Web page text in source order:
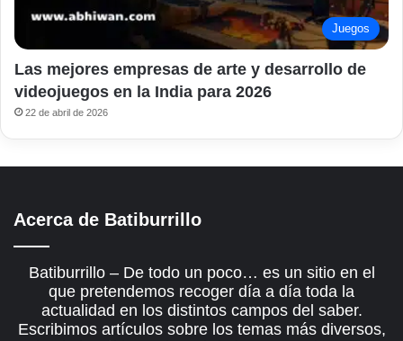
Juegos
Las mejores empresas de arte y desarrollo de
videojuegos en la India para 2026
22 de abril de 2026
Acerca de Batiburrillo
Batiburrillo – De todo un poco… es un sitio en el
que pretendemos recoger día a día toda la
actualidad en los distintos campos del saber.
Escribimos artículos sobre los temas más diversos,